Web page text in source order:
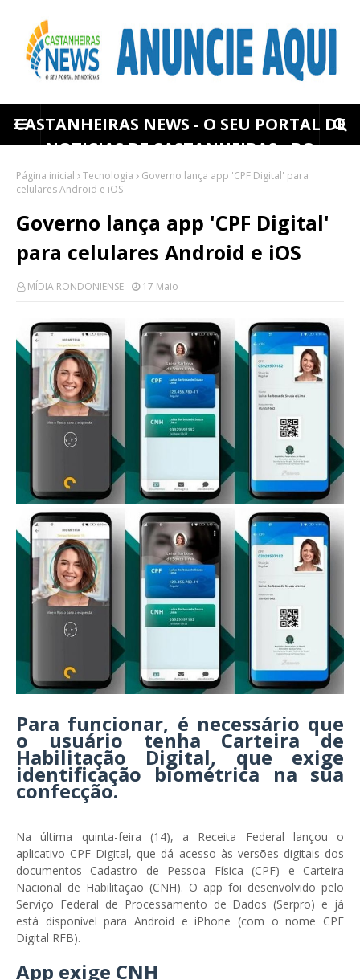
CASTANHEIRAS NEWS - O SEU PORTAL DE
NOTICIAS DE CASTANHEIRAS - RO
Página inicial Tecnologia
Governo lança app 'CPF Digital' para
celulares Android e iOS
Governo lança app 'CPF Digital'
para celulares Android e iOS
MÍDIA RONDONIENSE 17 Maio
Para funcionar, é necessário que
o usuário tenha Carteira de
Habilitação Digital, que exige
identificação biométrica na sua
confecção.
Na última quinta-feira (14), a Receita Federal lançou o
aplicativo CPF Digital, que dá acesso às versões digitais dos
documentos Cadastro de Pessoa Física (CPF) e Carteira
Nacional de Habilitação (CNH). O app foi desenvolvido pelo
Serviço Federal de Processamento de Dados (Serpro) e já
está disponível para Android e iPhone (com o nome CPF
Digital RFB).
App exige CNH